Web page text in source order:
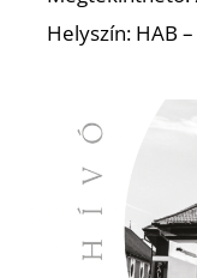
Helyszín: HAB